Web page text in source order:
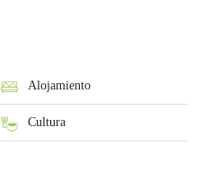
Alojamiento
Cultura